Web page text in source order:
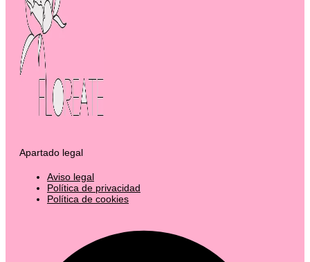
Apartado legal
Aviso legal
Política de privacidad
Política de cookies